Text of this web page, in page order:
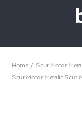
Home Scut Motor
Scut Motor Metalic Scut